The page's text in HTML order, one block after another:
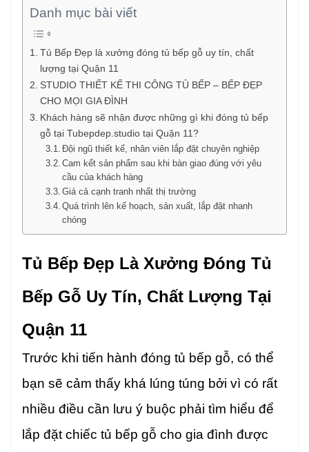
Danh mục bài viết
Tủ Bếp Đẹp là xưởng đóng tủ bếp gỗ uy tín, chất
lượng tại Quận 11
STUDIO THIẾT KẾ THI CÔNG TỦ BẾP – BẾP ĐẸP
CHO MỌI GIA ĐÌNH
Khách hàng sẽ nhận được những gì khi đóng tủ bếp
gỗ tại Tubepdep.studio tại Quận 11?
Đội ngũ thiết kế, nhân viên lắp đặt chuyên nghiệp
Cam kết sản phẩm sau khi bàn giao đúng với yêu
cầu của khách hàng
Giá cả cạnh tranh nhất thị trường
Quá trình lên kế hoạch, sản xuất, lắp đặt nhanh
chóng
Tủ Bếp Đẹp Là Xưởng Đóng Tủ
Bếp Gỗ Uy Tín, Chất Lượng Tại
Quận 11
Trước khi tiến hành đóng tủ bếp gỗ, có thể
bạn sẽ cảm thấy khá lúng túng bởi vì có rất
nhiều điều cần lưu ý buộc phải tìm hiểu để
lắp đặt chiếc tủ bếp gỗ cho gia đình được